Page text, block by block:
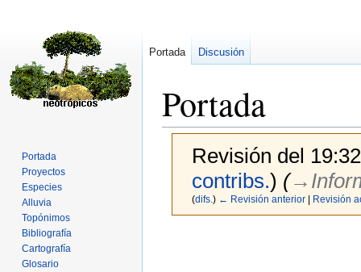
Portada
Revisión del
contribs.) (
(difs. ) ← Revisión anterior| Revisión
Portada Discusión
Portada
Proyectos
Especies
Alluvia
Topónimos
Bibliografía
Cartografía
Glosario